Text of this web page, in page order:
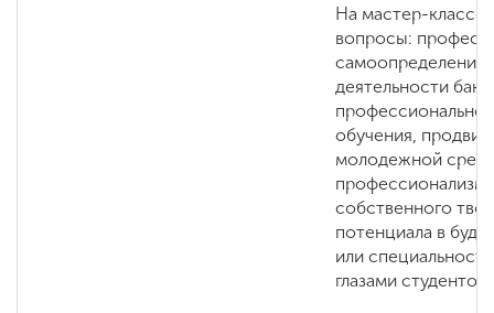
На мастер-классе
вопросы:
деятельности
обучения,
молодежной
собственного
потенциала в
или
глазами студентов